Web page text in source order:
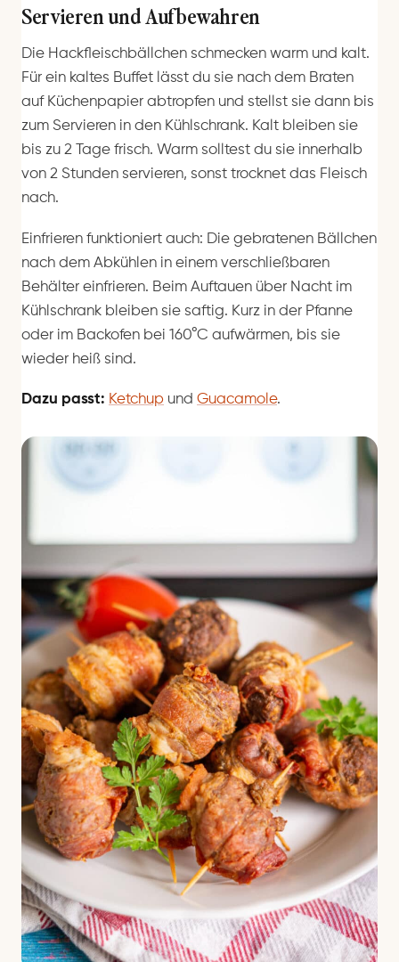
Servieren und Aufbewahren
Die Hackfleischbällchen schmecken warm und kalt.
Für ein kaltes Buffet lässt du sie nach dem Braten
auf Küchenpapier abtropfen und stellst sie dann bis
zum Servieren in den Kühlschrank. Kalt bleiben sie
bis zu 2 Tage frisch. Warm solltest du sie innerhalb
von 2 Stunden servieren, sonst trocknet das Fleisch
nach.
Einfrieren funktioniert auch: Die gebratenen Bällchen
nach dem Abkühlen in einem verschließbaren
Behälter einfrieren. Beim Auftauen über Nacht im
Kühlschrank bleiben sie saftig. Kurz in der Pfanne
oder im Backofen bei 160°C aufwärmen, bis sie
wieder heiß sind.
Dazu passt: Ketchup und Guacamole.